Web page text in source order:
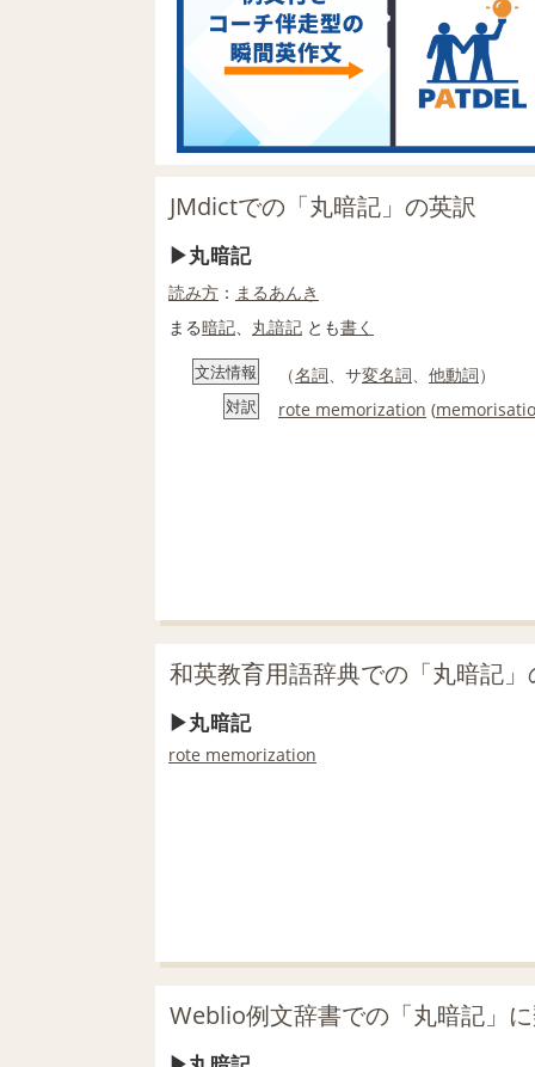
JMdictでの「丸暗記」の英訳
丸暗記
読み方 ： まるあんき
まる暗記 丸諳記 とも書く
文法情報 （名詞 、サ変名詞 他動詞）
対訳 rote memorization (
和英教育用語辞典での「丸暗記」
丸暗記
rote memorization
Weblio例文辞書での「丸暗記」